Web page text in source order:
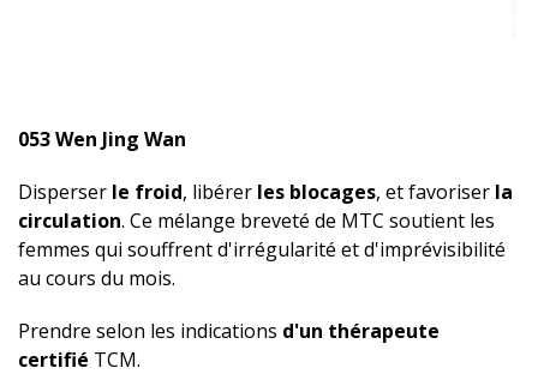
053 Wen Jing Wan
Disperser le froid, libérer les blocages, et favoriser la
circulation. Ce mélange breveté de MTC soutient les
femmes qui souffrent d'irrégularité et d'imprévisibilité
au cours du mois.
Prendre selon les indications d'un thérapeute
certifié TCM.